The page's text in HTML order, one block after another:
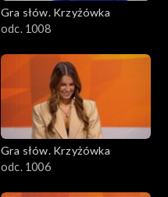
Gra słów. Krzyżówka
odc. 1008
Gra słów. Krzyżówka
odc. 1006